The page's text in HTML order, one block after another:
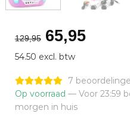
129,95
prijs
was:
€129,95.
65,95
54.50 excl. btw
7
Op voorraad — Voor 23:59
morgen in huis